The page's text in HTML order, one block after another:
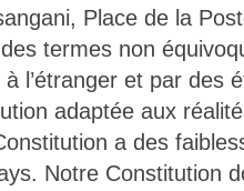
Place de la
termes non
l’étranger et par des
adaptée aux
a des
Notre Constitution